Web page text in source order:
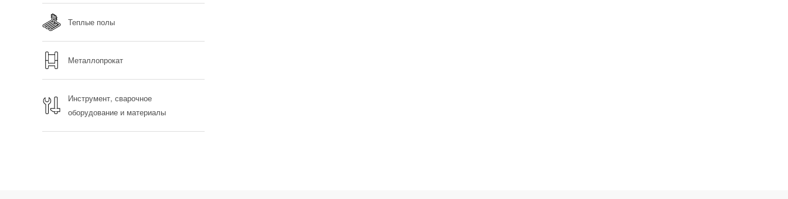
Теплые полы
Металлопрокат
Инструмент, сварочное
оборудование и материалы